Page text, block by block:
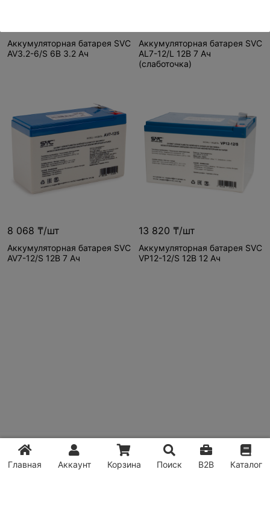
Аккумуляторная батарея SVC
AV3.2-6/S 6В 3.2 Ач
Аккумуляторная батарея SVC
AL7-12/L 12В 7 Ач
(слаботочка)
8 068 ₸/шт
Аккумуляторная батарея SVC
AV7-12/S 12В 7 Ач
13 820 ₸/шт
Аккумуляторная батарея SVC
VP12-12/S 12В 12 Ач
© TOO "Keeper.kz Distribution" Все права защищены.
Политика конфиденциальности
Главная
Аккаунт Корзина Поиск B2B Каталог